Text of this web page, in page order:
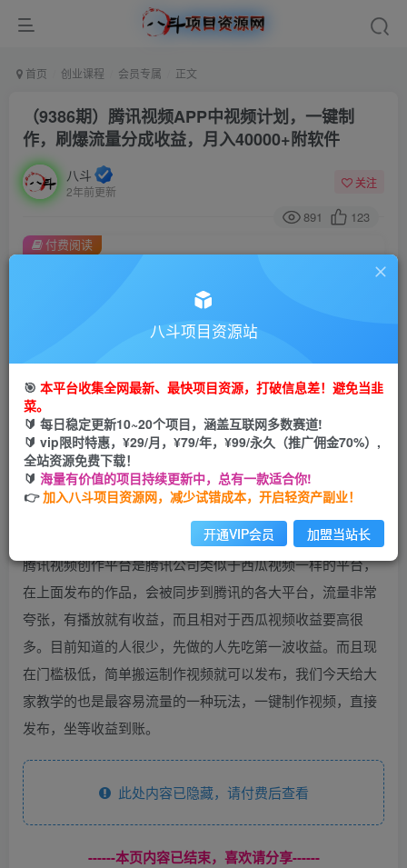
首页 创业课程 会员专属 正文
（9386期）腾讯视频APP中视频计划，一键制
作，刷爆流量分成收益，月入40000+附软件
八斗
2年前更新
关注
891 123
此内容为付费阅读，请付费后查看
会员专属资源
您暂无购买权限，请先开通会员
开通会员
付费阅读
腾讯视频创作平台是腾讯公司类似于西瓜视频一样的平台，
在上面发布的作品，会被同步到腾讯的各大平台，流量非常
夸张，有播放就有收益，而且相对于西瓜视频收益要高很
多。目前知道的人很少，先做的人先吃第一波收益。而且现
在门槛极低，简单搬运制作视频就可以发布，我们今天给大
家教学的也是最容易流量的一种玩法，一键制作视频，直接
发布，坐等收益到账。
此处内容已隐藏，请付费后查看
------本页内容已结束，喜欢请分享------
八斗项目资源站
🎯 本平台收集全网最新、最快项目资源，打破信息差！避免当韭
菜。
🔰 每日稳定更新10~20个项目，涵盖互联网多数赛道!
🔰 vip限时特惠，¥29/月，¥79/年，¥99/永久（推广佣金70%）,
全站资源免费下载！
🔰 海量有价值的项目持续更新中，总有一款适合你!
👉加入八斗项目资源网，减少试错成本，开启轻资产副业！
开通VIP会员 加盟当站长